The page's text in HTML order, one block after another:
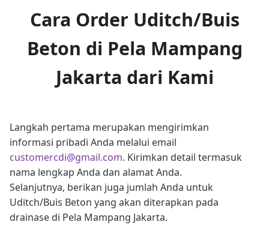
Cara Order Uditch/Buis
Beton di Pela Mampang
Jakarta dari Kami
Langkah pertama merupakan mengirimkan
informasi pribadi Anda melalui email
customercdi@gmail.com. Kirimkan detail termasuk
nama lengkap Anda dan alamat Anda.
Selanjutnya, berikan juga jumlah Anda untuk
Uditch/Buis Beton yang akan diterapkan pada
drainase di Pela Mampang Jakarta.